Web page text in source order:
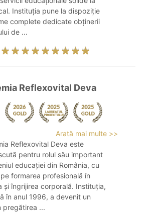
Instituția pune la dispoziție
complete dedicate obținerii
de ...
Reflexovital Deva
Arată mai multe >>
Reflexovital Deva este
pentru rolul său important
educației din România, cu
formarea profesională în
și îngrijirea corporală. Instituția,
în anul 1996, a devenit un
pregătirea ...